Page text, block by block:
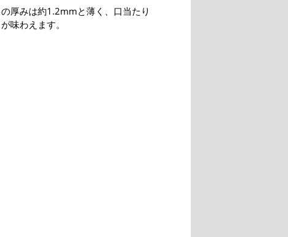
厚みは約1.2mmと薄く、口当たり
味わえます。